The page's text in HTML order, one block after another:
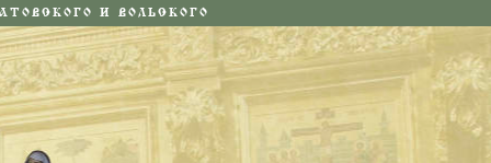
И ВОЛЬСКОГО